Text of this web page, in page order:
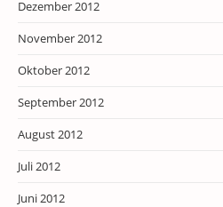
Dezember 2012
November 2012
Oktober 2012
September 2012
August 2012
Juli 2012
Juni 2012